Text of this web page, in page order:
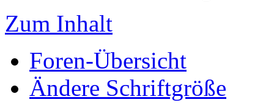
Zum Inhalt
Foren-Übersicht
Ändere Schriftgröße